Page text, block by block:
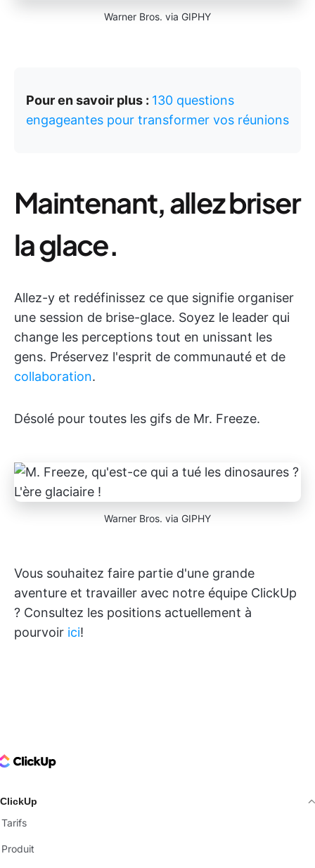
Warner Bros. via GIPHY
Pour en savoir plus : 130 questions
engageantes pour transformer vos réunions
Maintenant, allez briser
la glace.
Allez-y et redéfinissez ce que signifie organiser
une session de brise-glace. Soyez le leader qui
change les perceptions tout en unissant les
gens. Préservez l'esprit de communauté et de
collaboration.
Désolé pour toutes les gifs de Mr. Freeze.
Warner Bros. via GIPHY
Vous souhaitez faire partie d'une grande
aventure et travailler avec notre équipe ClickUp
? Consultez les positions actuellement à
pourvoir ici!
Logo
ClickUp
Tarifs
Produit